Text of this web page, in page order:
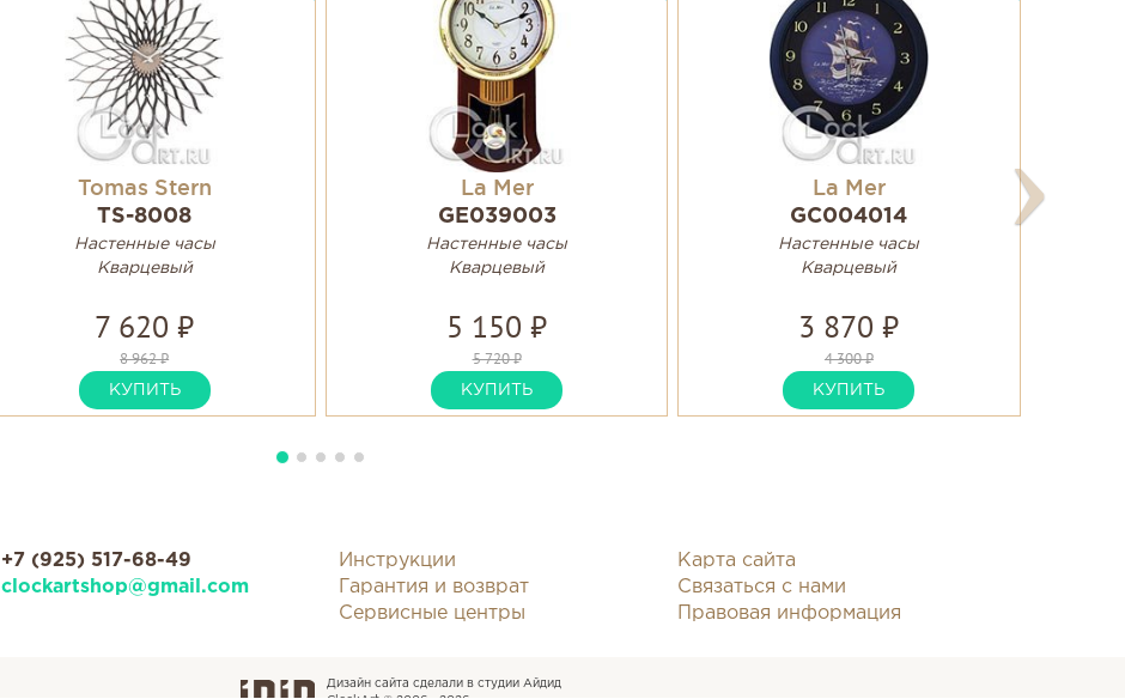
Tomas Stern
TS-8008
Настенные часы
Кварцевый
7 620 ₽
8 962 ₽
КУПИТЬ
La Mer
GE039003
Настенные часы
Кварцевый
5 150 ₽
5 720 ₽
КУПИТЬ
La Mer
GC004014
Настенные часы
Кварцевый
3 870 ₽
4 300 ₽
КУПИТЬ
+7 (925) 517-68-49
clockartshop@gmail.com
Инструкции
Гарантия и возврат
Сервисные центры
Карта сайта
Связаться с нами
Правовая информация
Дизайн сайта сделали в студии Айдид